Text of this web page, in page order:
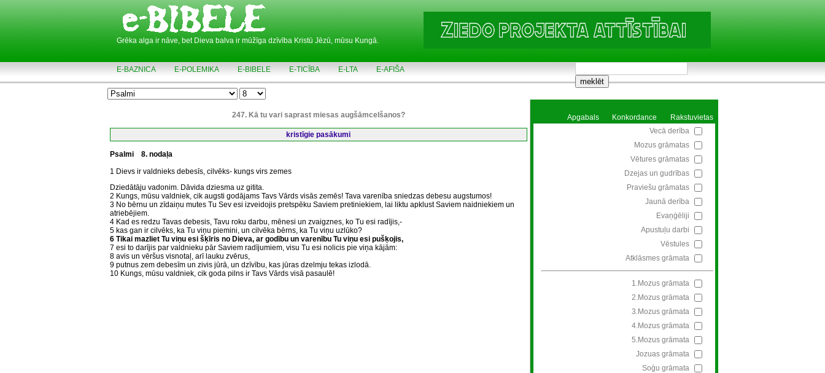
Grēka alga ir nāve, bet Dieva balva ir mūžīga dzīvība Kristū Jēzū, mūsu Kungā.
E-BAZNICA E-POLEMIKA E-BIBELE E-TICĪBA E-LTA E-AFIŠA
247. Kā tu vari saprast miesas augšāmcelšanos?
kristīgie pasākumi
Psalmi
8. nodaļa
1 Dievs ir valdnieks debesīs, cilvēks- kungs virs zemes
Dziedātāju vadonim. Dāvida dziesma uz gitita.
2 Kungs, mūsu valdniek, cik augsti godājams Tavs Vārds visās zemēs! Tava varenība sniedzas debesu augstumos!
3 No bērnu un zīdaiņu mutes Tu Sev esi izveidojis pretspēku Saviem pretiniekiem, lai liktu apklust Saviem naidniekiem un
atriebējiem.
4 Kad es redzu Tavas debesis, Tavu roku darbu, mēnesi un zvaigznes, ko Tu esi radījis,-
5 kas gan ir cilvēks, ka Tu viņu piemini, un cilvēka bērns, ka Tu viņu uzlūko?
6 Tikai mazliet Tu viņu esi šķīris no Dieva, ar godību un varenību Tu viņu esi pušķojis,
7 esi to darījis par valdnieku pār Saviem radījumiem, visu Tu esi nolicis pie viņa kājām:
8 avis un vēršus visnotaļ, arī lauku zvērus,
9 putnus zem debesīm un zivis jūrā, un dzīvību, kas jūras dzelmju tekas izlodā.
10 Kungs, mūsu valdniek, cik goda pilns ir Tavs Vārds visā pasaulē!
Apgabals Konkordance
Rakstuvietas
Vecā derība
Mozus grāmatas
Vētures grāmatas
Dzejas un gudrības
Praviešu grāmatas
Jaunā derība
Evaņģēliji
Apustuļu darbi
Vēstules
Atklāsmes grāmata
1.Mozus grāmata
2.Mozus grāmata
3.Mozus grāmata
4.Mozus grāmata
5.Mozus grāmata
Jozuas grāmata
Soģu grāmata